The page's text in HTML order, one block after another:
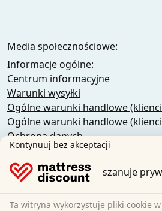
Media społecznościowe:
Informacje ogólne:
Centrum informacyjne
Warunki wysyłki
Ogólne warunki handlowe
Ogólne warunki handlowe
Ochrona danych
Pliki cookie
Polityka anulowania
Nadruk
Odstąpienie od umowy
Kontynuuj bez akceptacji
szanuje
Ta witryna wykorzystuje pliki cookie